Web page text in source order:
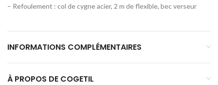
– Refoulement : col de cygne acier, 2 m de flexible, bec verseur
INFORMATIONS COMPLÉMENTAIRES
À PROPOS DE COGETIL